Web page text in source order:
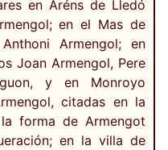
en Aréns de Lledó
en el Mas de
Armengol; en
Joan Armengol, Pere
y en Monroyo
citadas en la
forma de Armengot
en la villa de